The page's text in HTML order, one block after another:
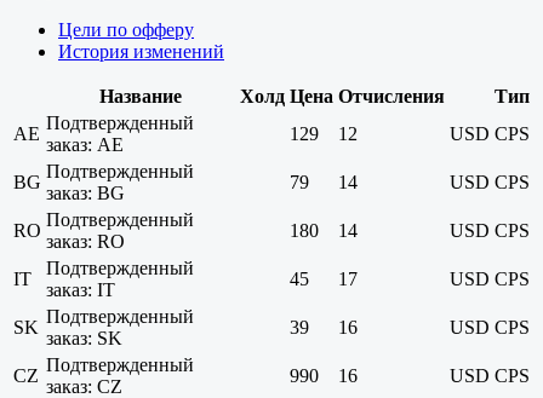
Цели по офферу
История изменений
Название Холд Цена Отчисления
Тип
AE
Подтвержденный
заказ: AE
129 12 USD CPS
BG
Подтвержденный
заказ: BG
79 14 USD CPS
RO
Подтвержденный
заказ: RO
180 14 USD CPS
IT
Подтвержденный
заказ: IT
45 17 USD CPS
SK
Подтвержденный
заказ: SK
39 16 USD CPS
CZ
Подтвержденный
заказ: CZ
990 16 USD CPS